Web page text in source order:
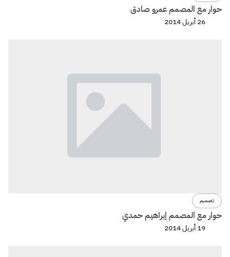
حوار مع المصمم عمرو صادق
26 أبريل 2014
تصميم
حوار مع المصمم إبراهيم حمدي
19 أبريل 2014